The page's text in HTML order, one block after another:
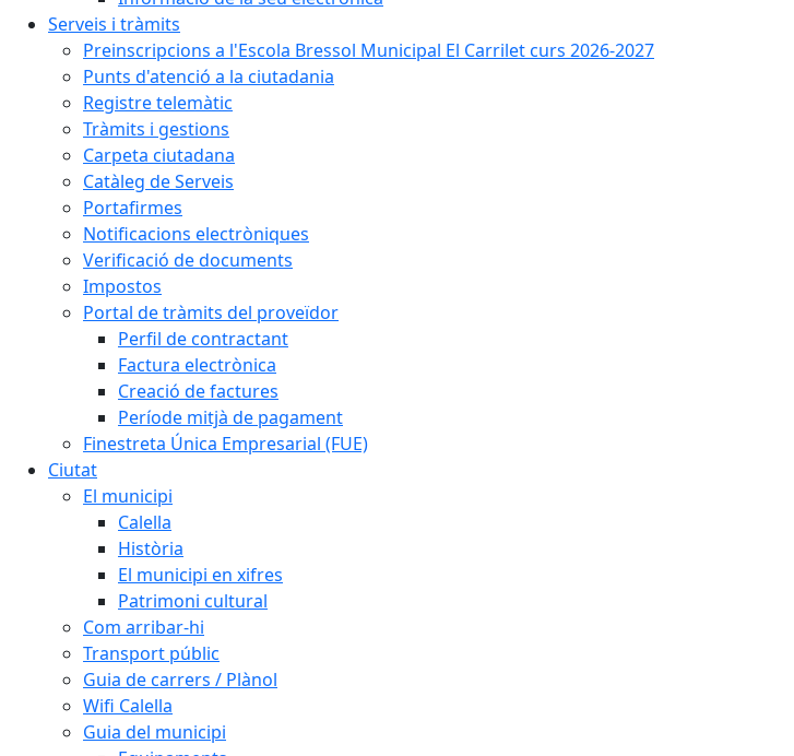
Serveis i tràmits
Preinscripcions a l'Escola Bressol Municipal El Carrilet curs 2026-2027
Punts d'atenció a la ciutadania
Registre telemàtic
Tràmits i gestions
Carpeta ciutadana
Catàleg de Serveis
Portafirmes
Notificacions electròniques
Verificació de documents
Impostos
Portal de tràmits del proveïdor
Perfil de contractant
Factura electrònica
Creació de factures
Període mitjà de pagament
Finestreta Única Empresarial (FUE)
Ciutat
El municipi
Calella
Història
El municipi en xifres
Patrimoni cultural
Com arribar-hi
Transport públic
Guia de carrers / Plànol
Wifi Calella
Guia del municipi